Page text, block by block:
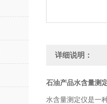
详细说明：
石油产品水含量测
水含量测定仪是一